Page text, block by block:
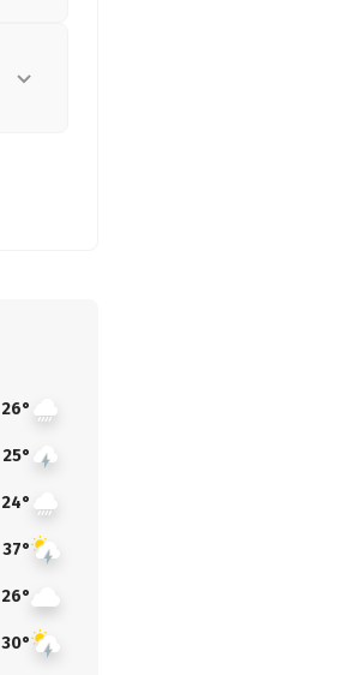
26°
25°
24°
37°
26°
30°